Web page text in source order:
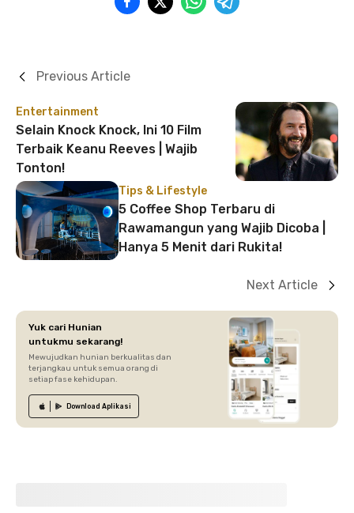
Entertainment
Selain Knock Knock, Ini 10 Film
Terbaik Keanu Reeves | Wajib
Tonton!
Previous Article
Tips & Lifestyle
5 Coffee Shop Terbaru di
Rawamangun yang Wajib Dicoba |
Hanya 5 Menit dari Rukita!
Next Article
Yuk cari Hunian
untukmu sekarang!
Mewujudkan hunian berkualitas dan
terjangkau untuk semua orang di
setiap fase kehidupan.
Download Aplikasi